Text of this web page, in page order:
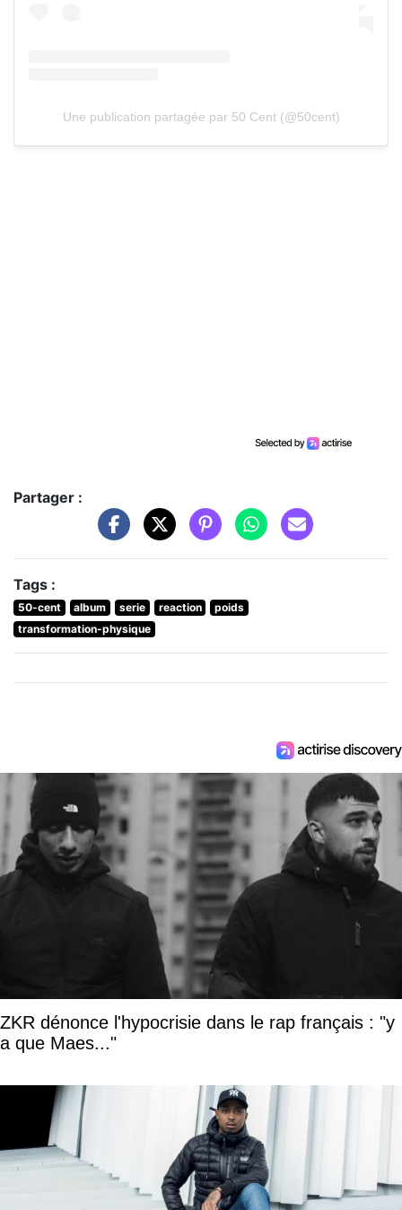
Une publication partagée par 50 Cent (@50cent)
Partager :
Tags :
50-cent album serie reaction
poids
transformation-physique
ZKR dénonce l'hypocrisie dans le rap français : "y
a que Maes..."